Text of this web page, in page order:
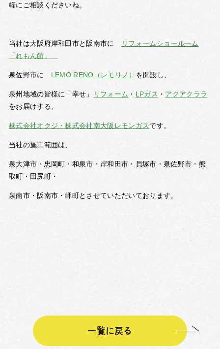
軽にご相談くださいね。
当社は大阪府岸和田市と阪南市に
リフォームショールーム
「れもん館」
泉佐野市に LEMO RENO（レモリノ） を開設し、
泉州地域の皆様に「幸せ」 リフォーム ・ LPガス ・ アクアクララ
をお届けする、
株式会社オクジ・株式会社南大阪レモンガスです。
当社の施工範囲は、
泉大津市・忠岡町・和泉市・岸和田市・貝塚市・泉佐野市・熊
取町・田尻町・
泉南市・阪南市・岬町とさせていただいております。
一覧に戻る